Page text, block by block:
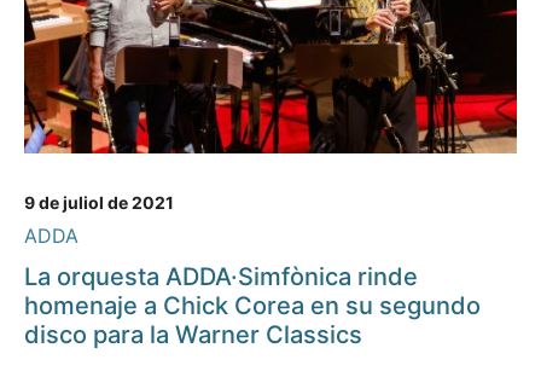
9 de juliol de 2021
ADDA
La orquesta ADDA·Simfònica rinde
homenaje a Chick Corea en su segundo
disco para la Warner Classics